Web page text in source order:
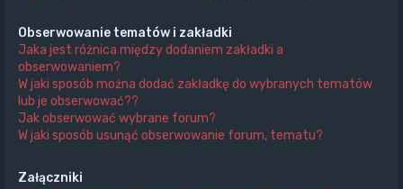
Obserwowanie tematów i zakładki
Jaka jest różnica między dodaniem zakładki a
obserwowaniem?
W jaki sposób można dodać zakładkę do wybranych tematów
lub je obserwować??
Jak obserwować wybrane forum?
W jaki sposób usunąć obserwowanie forum, tematu?
Załączniki